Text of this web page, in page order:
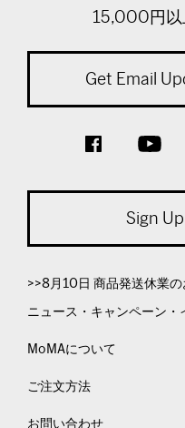
15,000円以
Get Email
Sign Up
>>8月10日 商品発送休業
ニュース・キャンペーン・
MoMAについて
ご注文方法
お問い合わせ